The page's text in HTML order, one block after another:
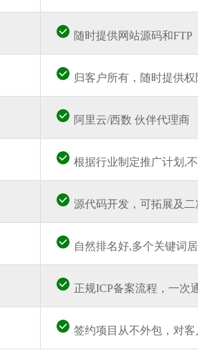
随时提供网站源码和FTP
归客户所有，随时提供权
阿里云/西数 伙伴代理商
根据行业制定推广计划,
源代码开发，可拓展及二
自然排名好,多个关键词
正规ICP备案流程，一次
签约项目从不外包，对